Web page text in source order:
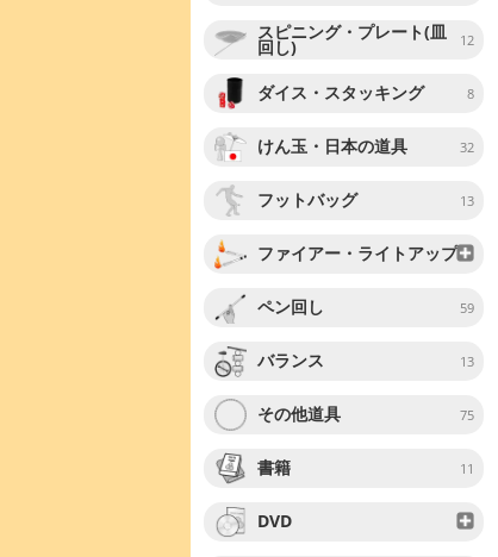
スピニング・プレート(皿
回し) 12
ダイス・スタッキング 8
けん玉・日本の道具 32
フットバッグ 13
ファイアー・ライトアップ
ペン回し 59
バランス 13
その他道具 75
書籍 11
DVD